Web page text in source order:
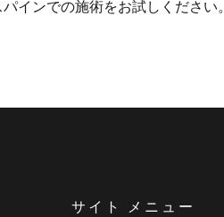
インでの施術をお試しください。
サイト メニュー